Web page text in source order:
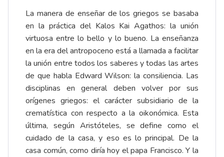
La manera de enseñar de los griegos se basaba
en la práctica del Kalos Kai Agathos: la unión
virtuosa entre lo bello y lo bueno. La enseñanza
en la era del antropoceno está a llamada a facilitar
la unión entre todos los saberes y todas las artes
de que habla Edward Wilson: la consiliencia. Las
disciplinas en general deben volver por sus
orígenes griegos: el carácter subsidiario de la
crematística con respecto a la oikonómica. Esta
última, según Aristóteles, se define como el
cuidado de la casa, y eso es lo principal. De la
casa común, como diría hoy el papa Francisco. Y la